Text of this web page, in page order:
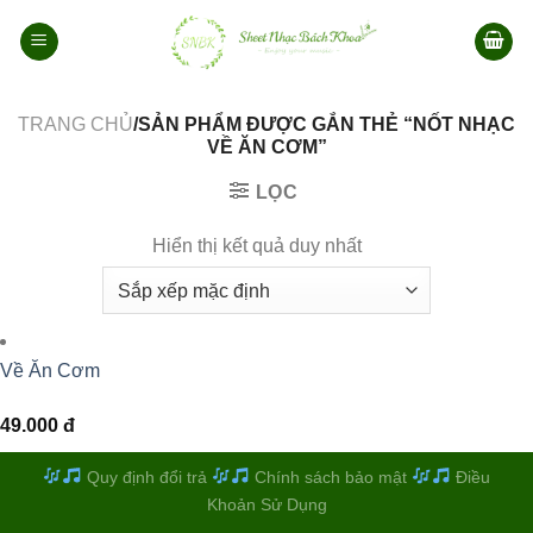
qua
TRANG CHỦ/SẢN PHẨM ĐƯỢC GẮN THẺ “NỐT NHẠC
VỀ ĂN CƠM”
LỌC
Hiển thị kết quả duy nhất
Về Ăn Cơm
49.000 đ
Quy định đổi trả Chính sách bảo mật
Điều
Khoản Sử Dụng